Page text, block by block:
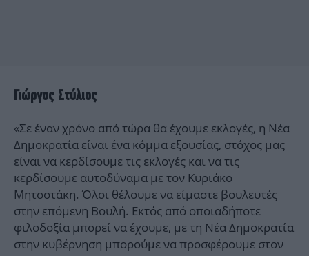
Γιώργος Στύλιος
«Σε έναν χρόνο από τώρα θα έχουμε εκλογές, η Νέα
Δημοκρατία είναι ένα κόμμα εξουσίας, στόχος μας
είναι να κερδίσουμε τις εκλογές και να τις
κερδίσουμε αυτοδύναμα με τον Κυριάκο
Μητσοτάκη. Όλοι θέλουμε να είμαστε βουλευτές
στην επόμενη Βουλή. Εκτός από οποιαδήποτε
φιλοδοξία μπορεί να έχουμε, με τη Νέα Δημοκρατία
στην κυβέρνηση μπορούμε να προσφέρουμε στον